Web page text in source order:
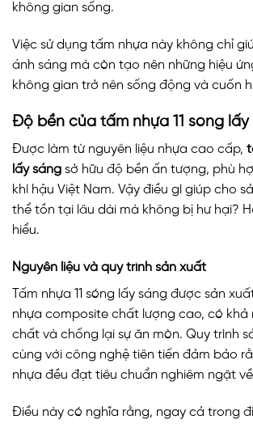
không gian sống.
Việc sử dụng tấm nhựa này không chỉ
ánh sáng mà còn tạo nên những hiệu
không gian trở nên sống động và cuốn
Độ bền của tấm nhựa 11 sóng lấy
Được làm từ nguyên liệu nhựa cao cấp,
lấy sáng sở hữu độ bền ấn tượng, phù
khí hậu Việt Nam. Vậy điều gì giúp cho
thể tồn tại lâu dài mà không bị hư hại?
hiểu.
Nguyên liệu và quy trình sản xuất
Tấm nhựa 11 sóng lấy sáng được sản
nhựa composite chất lượng cao, có khả
chất và chống lại sự ăn mòn. Quy trình
cùng với công nghệ tiên tiến đảm bảo
nhựa đều đạt tiêu chuẩn nghiêm ngặt
Điều này có nghĩa rằng, ngay cả trong